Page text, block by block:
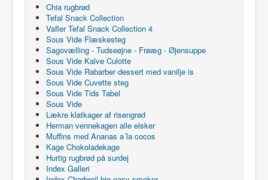
Chia rugbrød
Tefal Snack Collection
Vafler Tefal Snack Collection 4
Sous Vide Flæskesteg
Sagovælling - Tudseøjne - Frøæg - Øjensuppe
Sous Vide Kalve Culotte
Sous Vide Rabarber dessert med vanilje is
Sous Vide Cuvette steg
Sous Vide Tids Tabel
Sous Vide
Lækre klatkager af risengrød
Herman vennekagen alle elsker
Muffins med Ananas a´la cocos
Kage Chokoladekage
Hurtig rugbrød på surdej
Index Galleri